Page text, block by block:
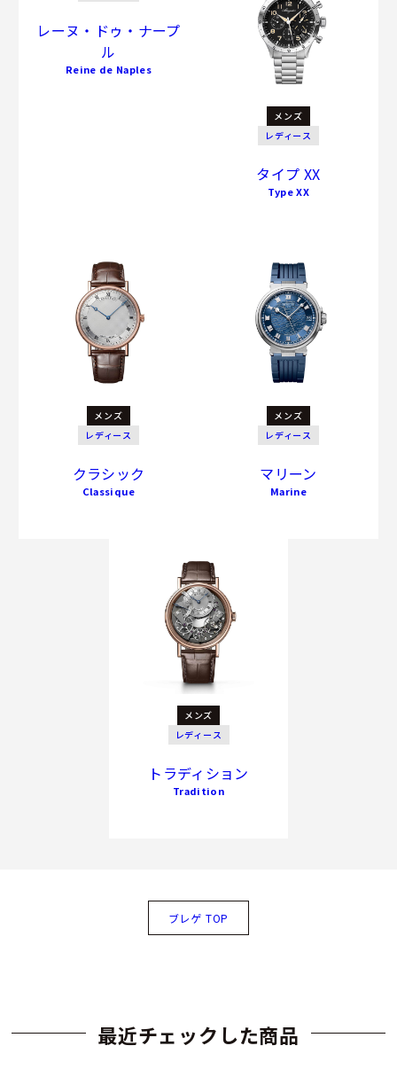
レーヌ・ドゥ・ナープ
ル
Reine de Naples
メンズ
レディース
タイプ XX
Type XX
メンズ
レディース
クラシック
Classique
メンズ
レディース
マリーン
Marine
メンズ
レディース
トラディション
Tradition
ブレゲ TOP
最近チェックした商品